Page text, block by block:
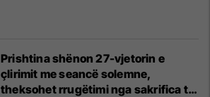
Prishtina shënon 27-vjetorin e
çlirimit me seancë solemne,
theksohet rrugëtimi nga sakrifica te